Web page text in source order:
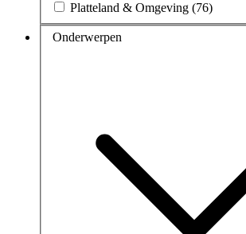
Platteland & Omgeving (76)
Onderwerpen